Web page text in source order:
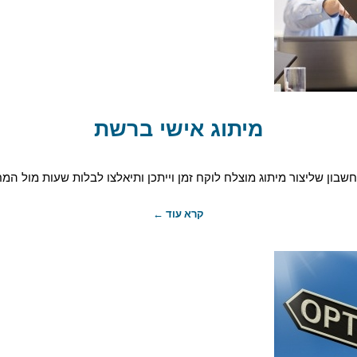
מיתוג אישי ברשת
שליצור מיתוג מוצלח לוקח זמן וייתכן ותיאלצו לבלות שעות מול
קרא עוד ←